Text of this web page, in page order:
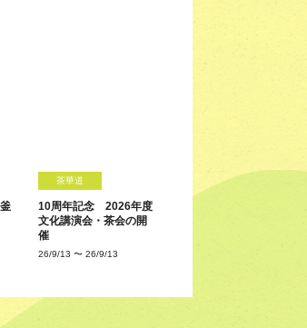
茶華道
10周年記念 2026年度
文化講演会・茶会の開
催
26/9/13 〜 26/9/13